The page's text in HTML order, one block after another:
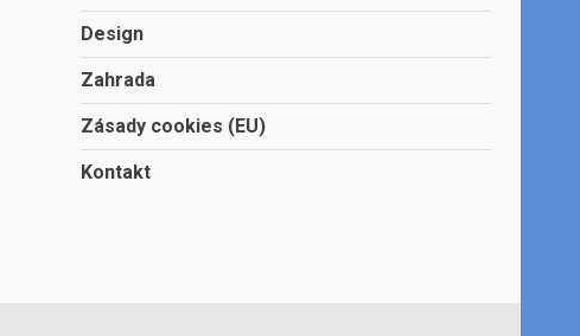
Design
Zahrada
Zásady cookies (EU)
Kontakt